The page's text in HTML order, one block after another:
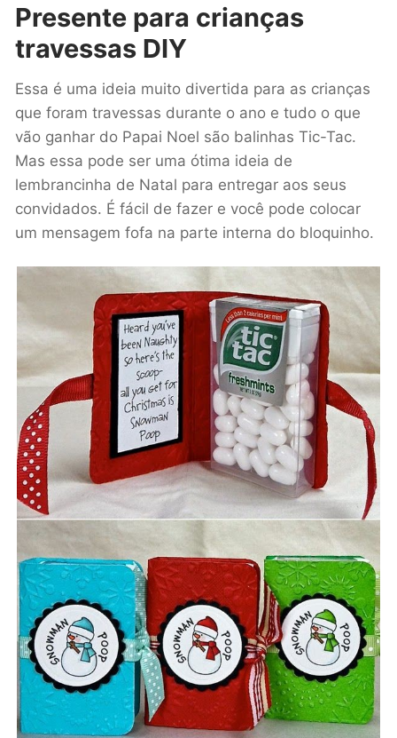
Presente para crianças
travessas DIY
Essa é uma ideia muito divertida para as crianças
que foram travessas durante o ano e tudo o que
vão ganhar do Papai Noel são balinhas Tic-Tac.
Mas essa pode ser uma ótima ideia de
lembrancinha de Natal para entregar aos seus
convidados. É fácil de fazer e você pode colocar
um mensagem fofa na parte interna do bloquinho.